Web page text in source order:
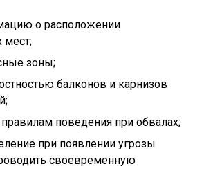
о расположении
мест;
зоны;
балконов и карнизов
поведения при обвалах;
при появлении угрозы
своевременную